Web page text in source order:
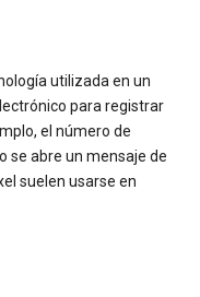
utilizada en un
para registrar
el número de
se abre un mensaje de
suelen usarse en